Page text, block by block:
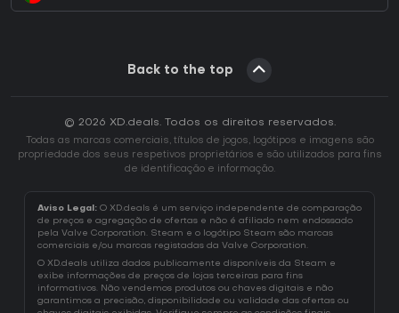
Back to the top
© 2026 XD.deals. Todos os direitos reservados.
Todas as marcas comerciais, títulos de jogos, logótipos e imagens são
propriedade dos seus respetivos proprietários e são utilizados para fins
de identificação e informação.
Aviso Legal: O XD.deals é um serviço independente de comparação
de preços e agregação de ofertas e não é afiliado nem endossado
pela Valve Corporation. Steam e o logótipo Steam são marcas
comerciais e/ou marcas registadas da Valve Corporation.
O XD.deals utiliza dados publicamente disponíveis da Steam e
exibe informações de preços de lojas terceiras para fins
informativos. Não vendemos produtos ou chaves digitais e não
garantimos a precisão, disponibilidade ou validade das ofertas ou